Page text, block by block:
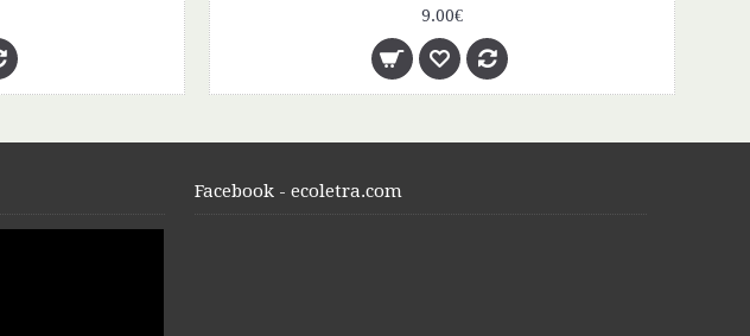
9.00€
Facebook - ecoletra.com